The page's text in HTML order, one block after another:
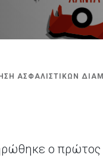
ΑΣΦΑΛΙΣΤΙΚΩΝ
ο